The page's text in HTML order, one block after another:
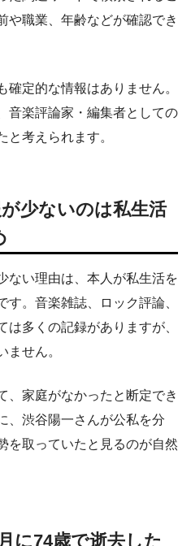
や職業、年齢などが確認でき
定的な情報はありません。
音楽評論家・編集者としての
と考えられます。
少ないのは私生活
ない理由は、本人が私生活を
。音楽雑誌、ロック評論、
多くの記録がありますが、
ません。
、家庭がなかったと断定でき
、渋谷陽一さんが公私を分
を取っていたと見るのが自然
に74歳で逝去した